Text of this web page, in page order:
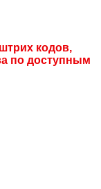
кодов,
по доступным